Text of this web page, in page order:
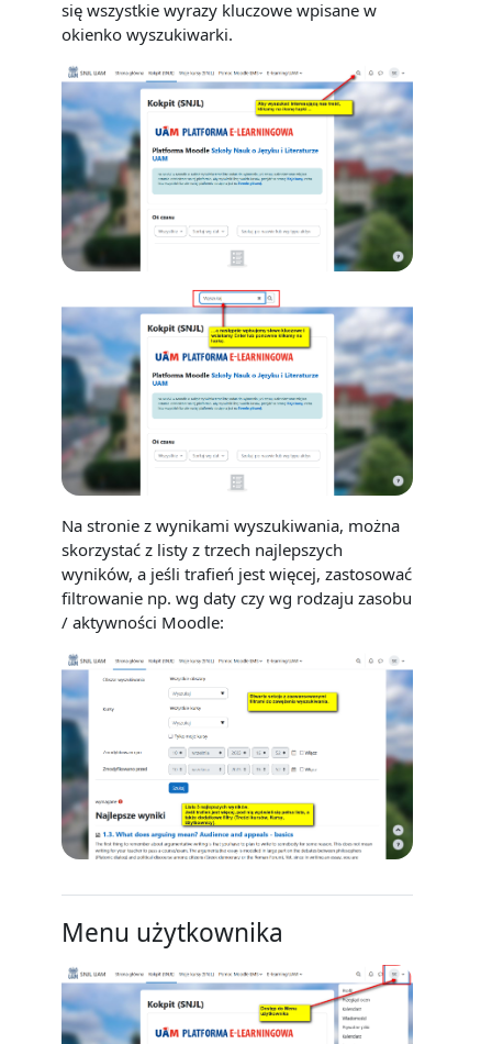
się wszystkie wyrazy kluczowe wpisane w
okienko wyszukiwarki.
Na stronie z wynikami wyszukiwania, można
skorzystać z listy z trzech najlepszych
wyników, a jeśli trafień jest więcej, zastosować
filtrowanie np. wg daty czy wg rodzaju zasobu
/ aktywności Moodle:
Menu użytkownika